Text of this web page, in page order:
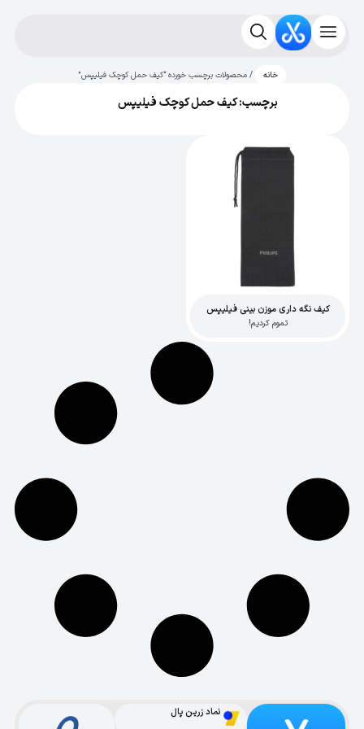
خانه / محصولات برچسب خورده “کیف حمل کوچک فیلیپس”
برچسب: کیف حمل کوچک فیلیپس
کیف نگه داری موزن بینی فیلیپس
تموم کردیم!
نماد زرین پال